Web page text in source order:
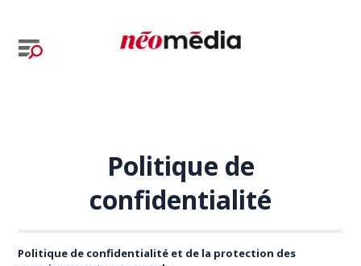
Politique de
confidentialité
Politique de confidentialité et de la protection des